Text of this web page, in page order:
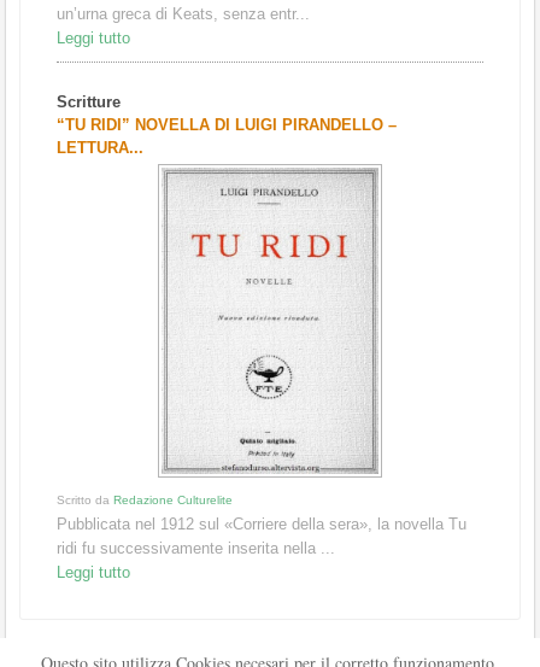
un’urna greca di Keats, senza entr...
Leggi tutto
Scritture
“TU RIDI” NOVELLA DI LUIGI PIRANDELLO –
LETTURA...
Scritto da Redazione Culturelite
Pubblicata nel 1912 sul «Corriere della sera», la novella Tu
ridi fu successivamente inserita nella ...
Leggi tutto